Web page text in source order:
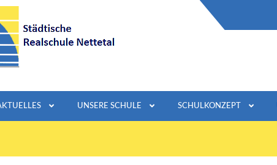
UNSERE SCHULE SCHULKONZEPT